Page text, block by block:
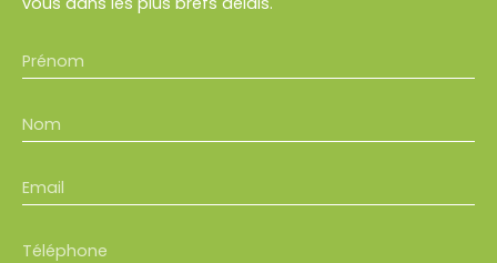
Prénom
Nom
Email
Téléphone